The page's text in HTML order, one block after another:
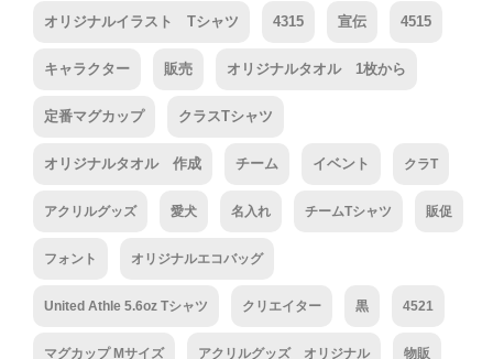
オリジナルイラスト Tシャツ 4315 宣伝 4515
キャラクター 販売 オリジナルタオル 1枚から
定番マグカップ クラスTシャツ
オリジナルタオル 作成 チーム イベント クラT
アクリルグッズ 愛犬 名入れ チームTシャツ 販促
フォント オリジナルエコバッグ
United Athle 5.6oz Tシャツ クリエイター 黒 4521
マグカップ Mサイズ アクリルグッズ オリジナル 物販